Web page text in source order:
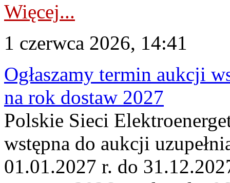
Więcej...
1 czerwca 2026, 14:41
Ogłaszamy termin aukcji
na rok dostaw 2027
Polskie Sieci
wstępna do aukcji
01.01.2027 r. do